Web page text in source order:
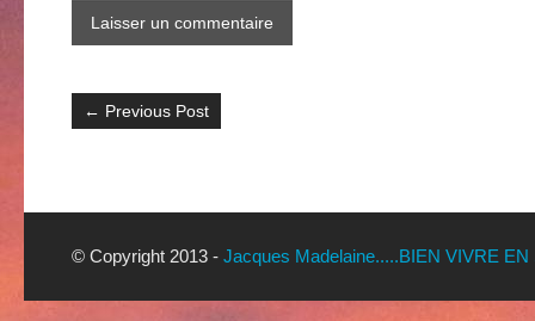
← Previous Post
© Copyright 2013 - Jacques Madelaine.....BIEN VIVRE EN